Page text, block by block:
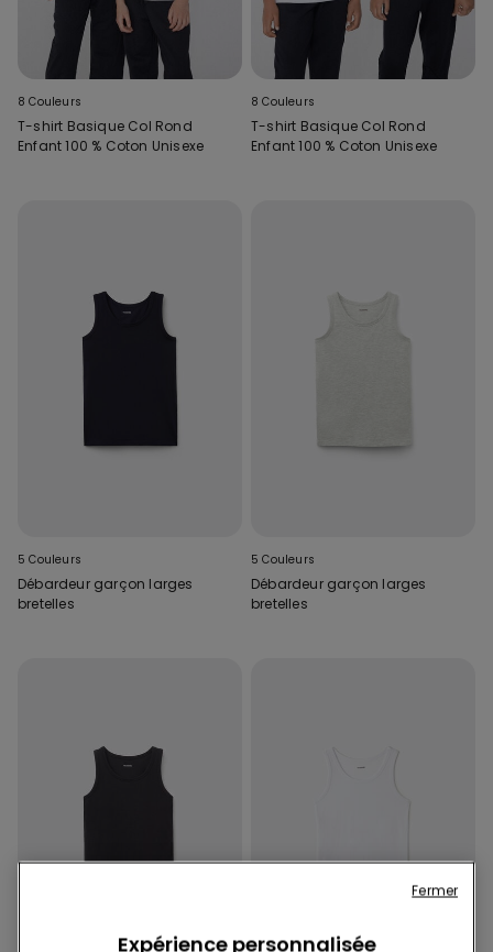
8 Couleurs
T-shirt Basique Col Rond
Enfant 100 % Coton Unisexe
8 Couleurs
T-shirt Basique Col Rond
Enfant 100 % Coton Unisexe
5 Couleurs
Débardeur garçon larges
bretelles
5 Couleurs
Débardeur garçon larges
bretelles
Expérience personnalisée
Fermer